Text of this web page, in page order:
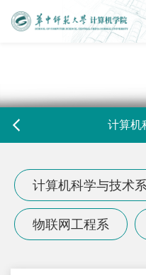
计算机
计算机科学与技术系
物联网工程系